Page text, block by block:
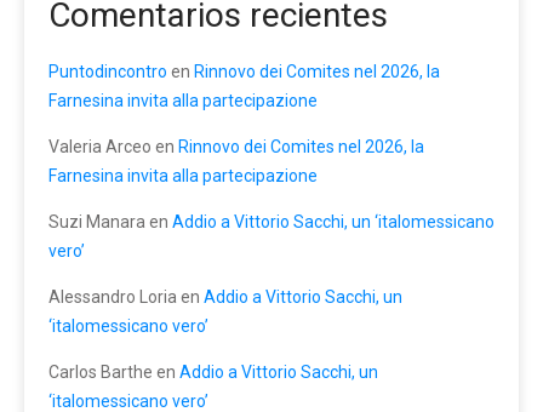
Comentarios recientes
Puntodincontro en Rinnovo dei Comites nel 2026, la
Farnesina invita alla partecipazione
Valeria Arceo en Rinnovo dei Comites nel 2026, la
Farnesina invita alla partecipazione
Suzi Manara en Addio a Vittorio Sacchi, un ‘italomessicano
vero’
Alessandro Loria en Addio a Vittorio Sacchi, un
‘italomessicano vero’
Carlos Barthe en Addio a Vittorio Sacchi, un
‘italomessicano vero’